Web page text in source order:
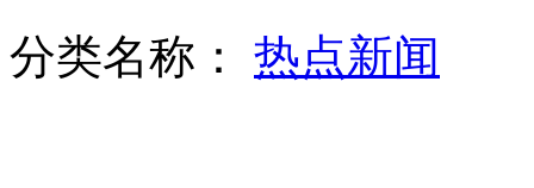
分类名称： 热点新闻